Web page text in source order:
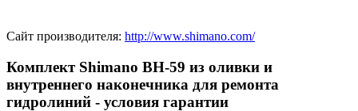
Сайт производителя: http://www.shimano.com/
Комплект Shimano BH-59 из оливки и
внутреннего наконечника для ремонта
гидролиний - условия гарантии